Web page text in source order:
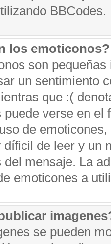
BBCodes.
los emoticonos?
son
un sentimiento
que :(
puede verse en el
de
díficil de leer y un
del mensaje. La
emoticones a
se pueden